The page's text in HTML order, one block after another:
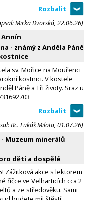
Mirka Dvorská, 22.06.26)
- známý z Anděla Páně
sv. Mořice na Mouřenci
kostnici. V kostele
Páně a Tři životy. Sraz u
Bc. Lukáš Milota, 01.07.26)
Muzeum minerálů
děti a dospělé
Zážitková akce s lektorem
říčce ve Velharticích cca 2
a ze středověku. Sami